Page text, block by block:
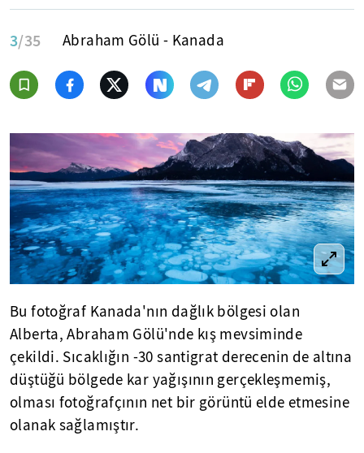
3/35 Abraham Gölü - Kanada
Bu fotoğraf Kanada'nın dağlık bölgesi olan
Alberta, Abraham Gölü'nde kış mevsiminde
çekildi. Sıcaklığın -30 santigrat derecenin de altına
düştüğü bölgede kar yağışının gerçekleşmemiş,
olması fotoğrafçının net bir görüntü elde etmesine
olanak sağlamıştır.